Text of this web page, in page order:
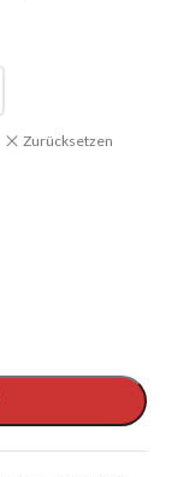
Zurücksetzen